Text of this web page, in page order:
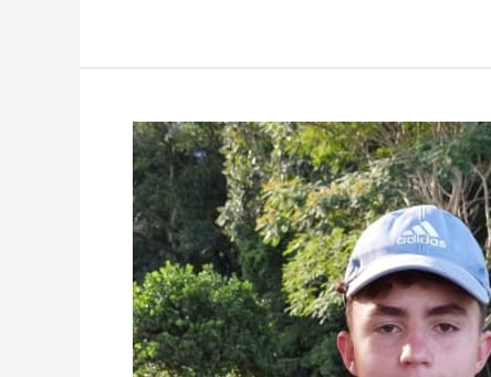
Gaúcho
Privado
Masculino
Júnior
Traíra
comum